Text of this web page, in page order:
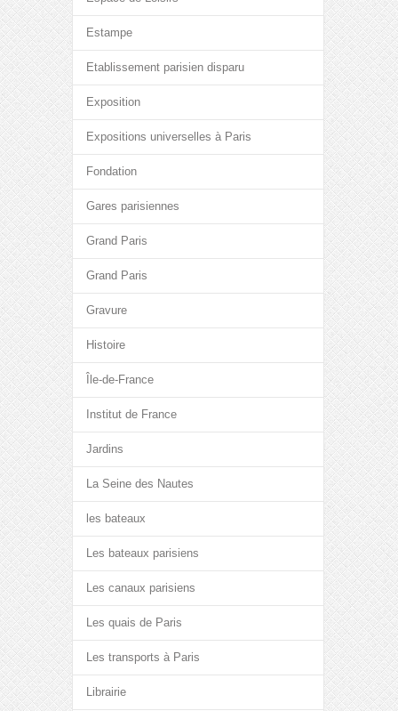
Estampe
Etablissement parisien disparu
Exposition
Expositions universelles à Paris
Fondation
Gares parisiennes
Grand Paris
Grand Paris
Gravure
Histoire
Île-de-France
Institut de France
Jardins
La Seine des Nautes
les bateaux
Les bateaux parisiens
Les canaux parisiens
Les quais de Paris
Les transports à Paris
Librairie